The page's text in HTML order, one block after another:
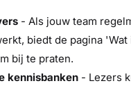
- Als jouw team
biedt de pagina 'Wat
bij te praten.
kennisbanken - Lezers